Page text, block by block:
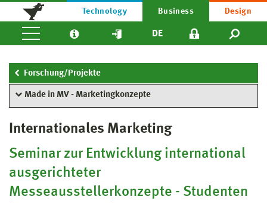
Technology Business Design
DE
Forschung/Projekte
Made in MV - Marketingkonzepte
Internationales Marketing
Seminar zur Entwicklung international
ausgerichteter
Messeausstellerkonzepte - Studenten